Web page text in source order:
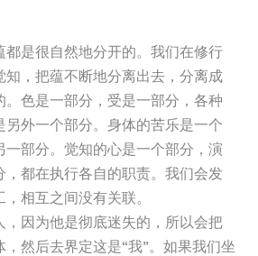
都是很自然地分开的。我们在修行
知，把蕴不断地分离出去，分离成
。色是一部分，受是一部分，各种
另外一个部分。身体的苦乐是一个
一部分。觉知的心是一个部分，演
，都在执行各自的职责。我们会发
相互之间没有关联。
，因为他是彻底迷失的，所以会把
然后去界定这是“我”。如果我们坐